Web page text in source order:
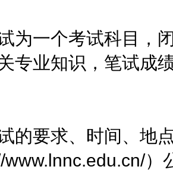
一个考试科目，闭
专业知识，笔试成
要求、时间、地点
www.lnnc.edu.cn/）